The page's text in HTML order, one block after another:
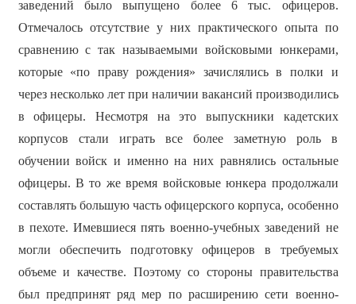
заведений было выпущено более 6 тыс. офицеров.
Отмечалось отсутствие у них практического опыта по
сравнению с так называемыми войсковыми юнкерами,
которые «по праву рождения» зачислялись в полки и
через несколько лет при наличии вакансий производились
в офицеры. Несмотря на это выпускники кадетских
корпусов стали играть все более заметную роль в
обучении войск и именно на них равнялись остальные
офицеры. В то же время войсковые юнкера продолжали
составлять большую часть офицерского корпуса, особенно
в пехоте. Имевшиеся пять военно-учебных заведений не
могли обеспечить подготовку офицеров в требуемых
объеме и качестве. Поэтому со стороны правительства
был предпринят ряд мер по расширению сети военно-